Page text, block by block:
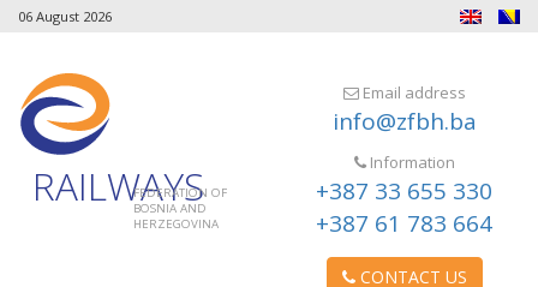
06 August 2026
RAILWAYS
FEDERATION OF
BOSNIA AND
HERZEGOVINA
Email address
info@zfbh.ba
Information
+387 33 655 330
+387 61 783 664
CONTACT US